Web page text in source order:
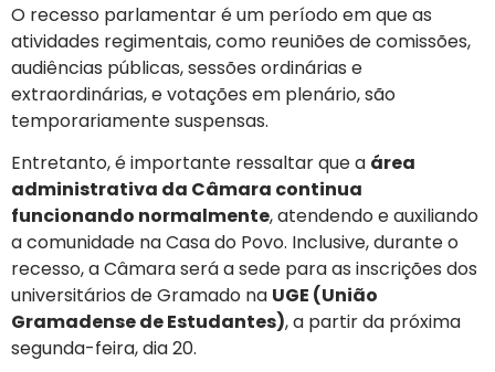
O recesso parlamentar é um período em que as
atividades regimentais, como reuniões de comissões,
audiências públicas, sessões ordinárias e
extraordinárias, e votações em plenário, são
temporariamente suspensas.
Entretanto, é importante ressaltar que a área
administrativa da Câmara continua
funcionando normalmente, atendendo e auxiliando
a comunidade na Casa do Povo. Inclusive, durante o
recesso, a Câmara será a sede para as inscrições dos
universitários de Gramado na UGE (União
Gramadense de Estudantes), a partir da próxima
segunda-feira, dia 20.